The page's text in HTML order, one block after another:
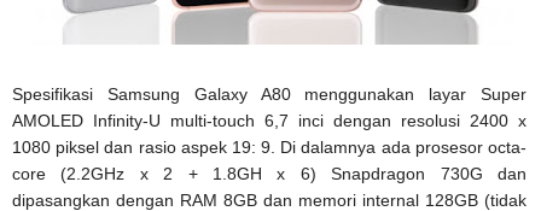
Spesifikasi Samsung Galaxy A80 menggunakan layar Super
AMOLED Infinity-U multi-touch 6,7 inci dengan resolusi 2400 x
1080 piksel dan rasio aspek 19: 9. Di dalamnya ada prosesor octa-
core (2.2GHz x 2 + 1.8GH x 6) Snapdragon 730G dan
dipasangkan dengan RAM 8GB dan memori internal 128GB (tidak